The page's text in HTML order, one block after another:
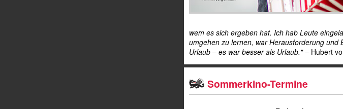
wem es sich ergeben hat. Ich hab Leute
umgehen zu lernen, war Herausforderung und
Urlaub – es war besser als Urlaub."– Hubert
Sommerkino-Termine